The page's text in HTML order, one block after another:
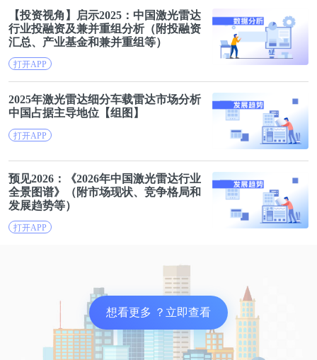
最终成就一家美国汽车制造企业？
答案就是福特汽车解决了钒钢在美国的量产。它是福
特成为市值最高的传统车企的起点。
亨利被钒钢梦牵魂绕的1905年，美国的炼钢厂并不争
气，因为钢炉温度不够，它们无法冶炼钒钢合金。福
特对工厂承诺，只要能冶炼钒，不仅能得到订单，还
能得到福特汽车的赞助——这一幕熟不熟悉？耐克、
苹果、特斯拉这些后来掌控了供应链的企业，重复的
都是福特的旧路。
前，全世界的钒主要依靠南美洲的秘鲁，姓氏为弗兰
纳里的两兄弟，掌控了当时世界92%的钒。在两兄弟
的帮助下，亨利在美国建造了可以生产钒钢的工厂，
保障了钒钢供应的稳定性。
【投资视角】启示2025：中国激光雷达
行业投融资及兼并重组分析（附投融资
汇总、产业基金和兼并重组等）
打开APP
2025年激光雷达细分车载雷达市场分析
中国占据主导地位【组 图 】
打开APP
预见2026：《2026年中国激光雷达行业
全景图谱》（附市场现状、竞争格局和
发展趋势等）
打开APP
想看更多 ？立即查看